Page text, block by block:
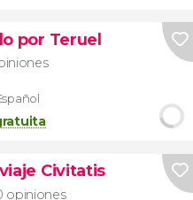
por Teruel
Civitatis
opiniones